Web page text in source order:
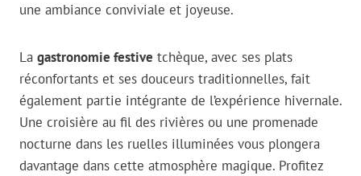
une ambiance conviviale et joyeuse.
La gastronomie festive tchèque, avec ses plats
réconfortants et ses douceurs traditionnelles, fait
également partie intégrante de l’expérience hivernale.
Une croisière au fil des rivières ou une promenade
nocturne dans les ruelles illuminées vous plongera
davantage dans cette atmosphère magique. Profitez